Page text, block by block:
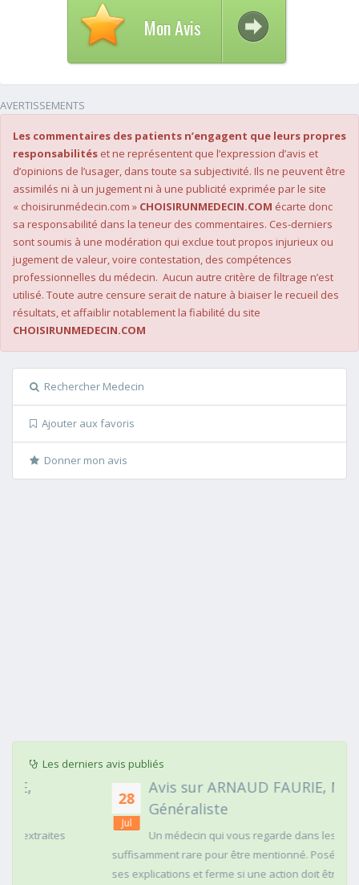
Mon Avis
AVERTISSEMENTS
Les commentaires des patients n’engagent que leurs propres
responsabilités et ne représentent que l’expression d’avis et
d’opinions de l’usager, dans toute sa subjectivité. Ils ne peuvent être
assimilés ni à un jugement ni à une publicité exprimée par le site
« choisirunmédecin.com » CHOISIRUNMEDECIN.COM écarte donc
sa responsabilité dans la teneur des commentaires. Ces-derniers
sont soumis à une modération qui exclue tout propos injurieux ou
jugement de valeur, voire contestation, des compétences
professionnelles du médecin. Aucun autre critère de filtrage n’est
utilisé. Toute autre censure serait de nature à biaiser le recueil des
résultats, et affaiblir notablement la fiabilité du site
CHOISIRUNMEDECIN.COM
Rechercher Medecin
Ajouter aux favoris
Donner mon avis
Les derniers avis publiés
Avis sur ARNAUD FAURIE, Médecin
Généraliste
Un médecin qui vous regarde dans les yeux c'est
suffisamment rare pour être mentionné. Posé,clair dans
ses explications et ferme si une action doit être menée